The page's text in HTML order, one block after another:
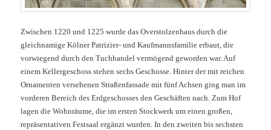
Zwischen 1220 und 1225 wurde das Overstolzenhaus durch die
gleichnamige Kölner Patrizier- und Kaufmannsfamilie erbaut, die
vorwiegend durch den Tuchhandel vermögend geworden war. Auf
einem Kellergeschoss stehen sechs Geschosse. Hinter der mit reichen
Ornamenten versehenen Straßenfassade mit fünf Achsen ging man im
vorderen Bereich des Erdgeschosses den Geschäften nach. Zum Hof
lagen die Wohnräume, die im ersten Stockwerk um einen großen,
repräsentativen Festsaal ergänzt wurden. In den zweiten bis sechsten